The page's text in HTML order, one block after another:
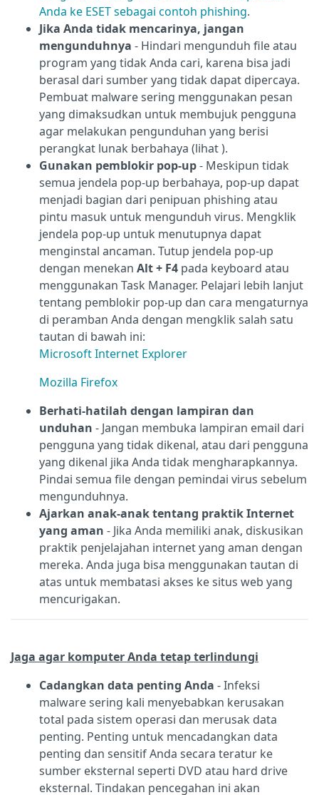
Anda ke ESET sebagai contoh phishing.
Jika Anda tidak mencarinya, jangan
mengunduhnya - Hindari mengunduh file atau
program yang tidak Anda cari, karena bisa jadi
berasal dari sumber yang tidak dapat dipercaya.
Pembuat malware sering menggunakan pesan
yang dimaksudkan untuk membujuk pengguna
agar melakukan pengunduhan yang berisi
perangkat lunak berbahaya (lihat).
Gunakan pemblokir pop-up- Meskipun tidak
semua jendela pop-up berbahaya, pop-up dapat
menjadi bagian dari penipuan phishing atau
pintu masuk untuk mengunduh virus. Mengklik
jendela pop-up untuk menutupnya dapat
menginstal ancaman. Tutup jendela pop-up
dengan menekan Alt + F4 pada keyboard atau
menggunakan Task Manager. Pelajari lebih lanjut
tentang pemblokir pop-up dan cara mengaturnya
di peramban Anda dengan mengklik salah satu
tautan di bawah ini:
Microsoft Internet Explorer
Mozilla Firefox
Berhati-hatilah dengan lampiran dan
unduhan - Jangan membuka lampiran email dari
pengguna yang tidak dikenal, atau dari pengguna
yang dikenal jika Anda tidak mengharapkannya.
Pindai semua file dengan pemindai virus sebelum
mengunduhnya.
Ajarkan anak-anak tentang praktik Internet
yang aman - Jika Anda memiliki anak, diskusikan
praktik penjelajahan internet yang aman dengan
mereka. Anda juga bisa menggunakan tautan di
atas untuk membatasi akses ke situs web yang
mencurigakan.
Jaga agar komputer Anda tetap terlindungi
Cadangkan data penting Anda - Infeksi
malware sering kali menyebabkan kerusakan
total pada sistem operasi dan merusak data
penting. Penting untuk mencadangkan data
penting dan sensitif Anda secara teratur ke
sumber eksternal seperti DVD atau hard drive
eksternal. Tindakan pencegahan ini akan